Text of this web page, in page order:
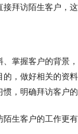
拜访陌生客户，
掌握客户的背景
的，做好相关的资
惯，明确拜访客户
生客户的工作更